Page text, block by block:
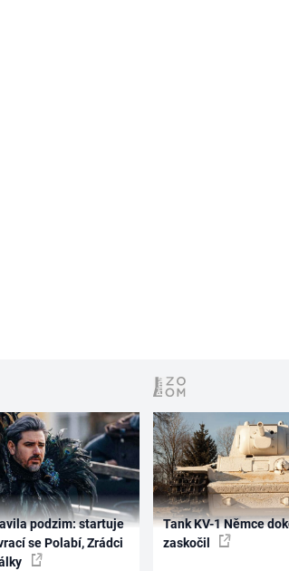
podzim: startuje
se Polabí, Zrádci
Tank KV-1 Němce
zaskočil